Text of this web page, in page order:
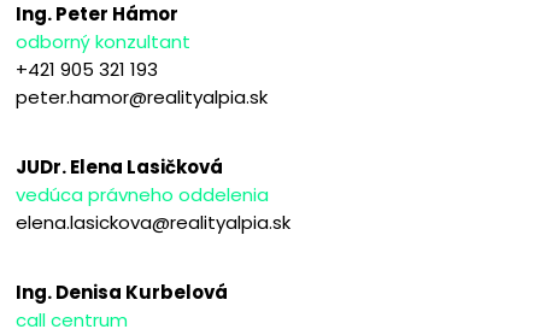
Ing. Peter Hámor
odborný konzultant
+421 905 321 193
peter.hamor@realityalpia.sk
JUDr. Elena Lasičková
vedúca právneho oddelenia
elena.lasickova@realityalpia.sk
Ing. Denisa Kurbelová
call centrum